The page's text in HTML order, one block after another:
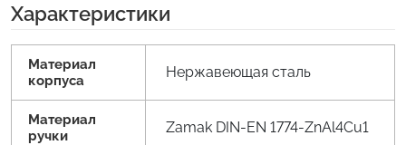
Характеристики
Материал
корпуса
Нержавеющая сталь
Материал
ручки
Zamak DIN-EN 1774-ZnAl4Cu1